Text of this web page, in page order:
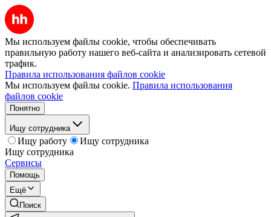
Мы используем файлы cookie, чтобы обеспечивать
правильную работу нашего веб-сайта и анализировать сетевой
трафик.
Правила использования файлов cookie
Мы используем файлы cookie. Правила использования
файлов cookie
Понятно
Ищу сотрудника
Ищу работу
Ищу сотрудника
Ищу сотрудника
Сервисы
Помощь
Ещё
Поиск